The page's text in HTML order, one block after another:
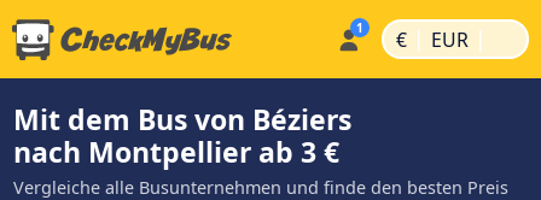
€ | EUR |
Mit dem Bus von Béziers
nach Montpellier ab 3 €
Vergleiche alle Busunternehmen und finde den besten Preis